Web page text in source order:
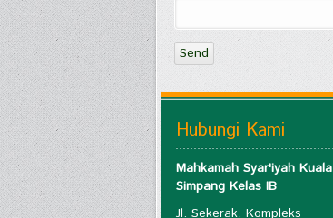
Send
Hubungi Kami
Mahkamah Syar'iyah Kuala
Simpang Kelas IB
Jl. Sekerak, Kompleks